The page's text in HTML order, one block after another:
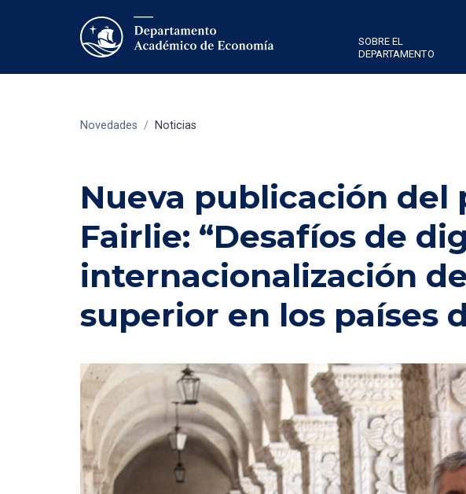
SOBRE EL
DEPARTAMENTO
Novedades / Noticias
Nueva publicación del
Fairlie: “Desafíos de
internacionalización
superior en los países